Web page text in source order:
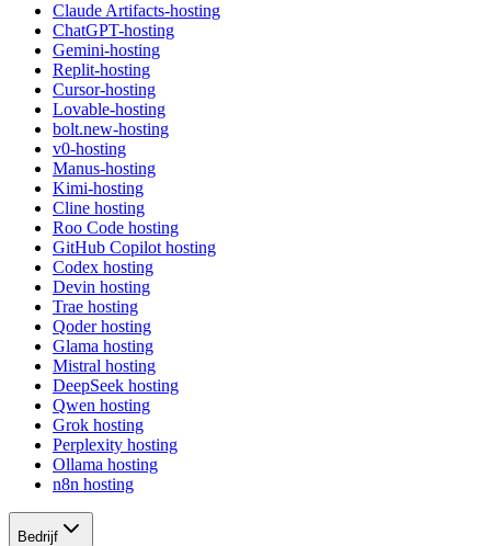
Claude Artifacts-hosting
ChatGPT-hosting
Gemini-hosting
Replit-hosting
Cursor-hosting
Lovable-hosting
bolt.new-hosting
v0-hosting
Manus-hosting
Kimi-hosting
Cline hosting
Roo Code hosting
GitHub Copilot hosting
Codex hosting
Devin hosting
Trae hosting
Qoder hosting
Glama hosting
Mistral hosting
DeepSeek hosting
Qwen hosting
Grok hosting
Perplexity hosting
Ollama hosting
n8n hosting
Bedrijf